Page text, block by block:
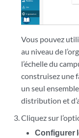
Vous pouvez
au niveau de
l’échelle du
construisez une
un seul
distribution et
Cliquez sur
Configurer